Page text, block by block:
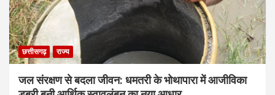
छत्तीसगढ़ राज्य
जल संरक्षण से बदला जीवन: धमतरी के भोथापारा में आजीविका